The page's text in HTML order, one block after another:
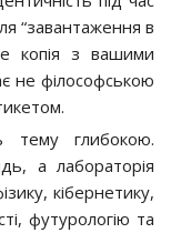
“завантаження в
копія з вашими
не філософською
тему глибокою.
а лабораторія
кібернетику,
футурологію та